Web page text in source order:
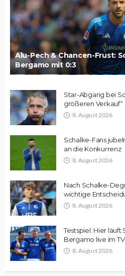
Alu-Pech & Chancen-Frust:
Bergamo mit 0:3
Star-Abgang bei
größeren Verkauf“
8. August 2026
Schalke-Fans
an die Konkurrenz
8. August 2026
Nach Schalke-
wichtige
8. August 2026
Testspiel: Hier
Bergamo live im
8. August 2026